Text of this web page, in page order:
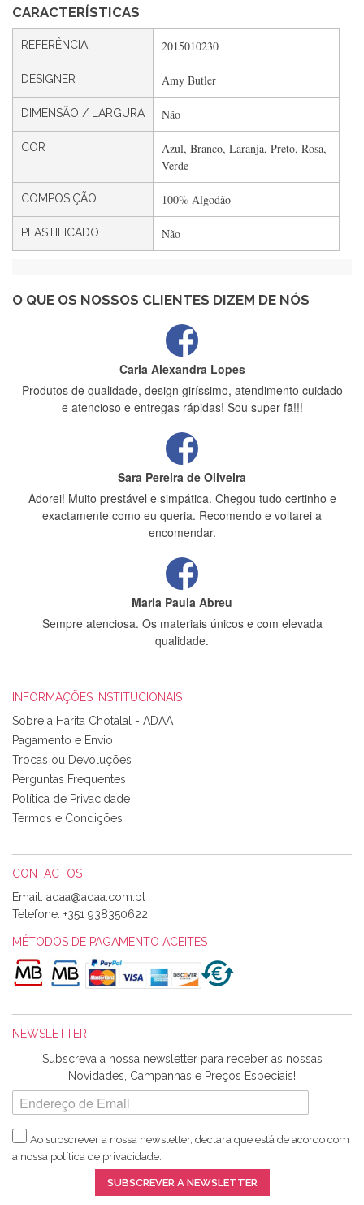
CARACTERÍSTICAS
REFERÊNCIA 2015010230
DESIGNER Amy Butler
DIMENSÃO / LARGURA Não
COR
Azul, Branco, Laranja, Preto, Rosa,
Verde
COMPOSIÇÃO 100% Algodão
PLASTIFICADO Não
O QUE OS NOSSOS CLIENTES DIZEM DE NÓS
Silvia André
Gostei ,Serviço bastante rápido. recomendo
Filipa Freire
Rápido, atendimento 5*. Hoje chegará a segunda encomenda
feita de muitas certamente❤️
estrelas
Carla Alexandra Lopes
Produtos de qualidade, design giríssimo, atendimento cuidado
e atencioso e entregas rápidas! Sou super fã!!!
Sara Pereira de Oliveira
Adorei! Muito prestável e simpática. Chegou tudo certinho e
exactamente como eu queria. Recomendo e voltarei a
encomendar.
Maria Paula Abreu
Sempre atenciosa. Os materiais únicos e com elevada
qualidade.
Tudo chegou em condições, pois os produtos vieram muito
bem acondicionados. Estou plenamente satisfeita com os
produtos adquiridos. Relativamente à bolsa, tem um tecido
com um padrão e cores muito bonitas e a execução está
perfeitíssima. Futuramente penso voltar a comprar na vossa
loja, têm excelentes artigos a um preço muito justo. A
Alexandra Morais
Olá boa Noite. Os meus tecidos chegaram hoje. Muito
obrigada pelo miminho que dá um jeitaço pras minhas linhas
de bordar e não sei o que pões nos tecidos, mas que cheiram
maravilhosamente ... cheiram! :) Muito Obrigada.
Harita a minha encomenda já chegou. :) Muito obrigada pela
rapidez no envio, pela qualidade dos materiais que me
enviaste e pela simpatia de sempre. :)
Catarina Amaro
5 estrelas. Gosto muito do serviço. A Harita Chotalal é muito
INFORMAÇÕES INSTITUCIONAIS
Sobre a Harita Chotalal - ADAA
Pagamento e Envio
Trocas ou Devoluções
Perguntas Frequentes
Política de Privacidade
Termos e Condições
CONTACTOS
Email:
Telefone: +351 938350622
MÉTODOS DE PAGAMENTO ACEITES
NEWSLETTER
Subscreva a nossa newsletter para receber as nossas
Novidades, Campanhas e Preços Especiais!
Ao subscrever a nossa newsletter, declara que está de acordo com
a nossa política de privacidade.
SUBSCREVER A NEWSLETTER